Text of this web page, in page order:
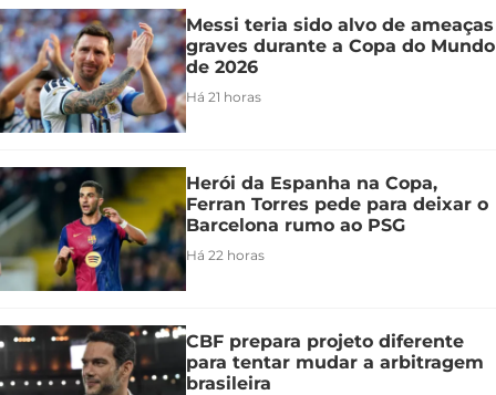
Messi teria sido alvo de ameaças
graves durante a Copa do Mundo
de 2026
Há 21 horas
Herói da Espanha na Copa,
Ferran Torres pede para deixar o
Barcelona rumo ao PSG
Há 22 horas
CBF prepara projeto diferente
para tentar mudar a arbitragem
brasileira